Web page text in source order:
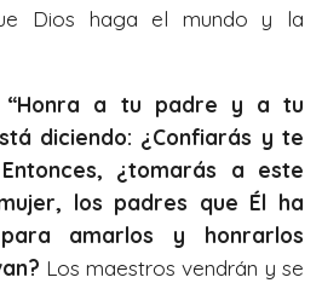
Dios haga el mundo y la
“Honra a tu padre y a tu
diciendo: ¿Confiarás y te
¿tomarás a este
los padres que Él ha
amarlos y honrarlos
Los maestros vendrán y se